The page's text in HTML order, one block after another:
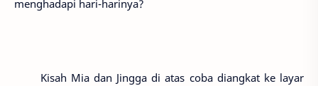
menghadapi hari-harinya?
Kisah Mia dan Jingga di atas coba diangkat ke layar